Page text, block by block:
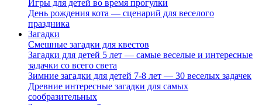
Игры для детей во время прогулки
День рождения кота — сценарий для веселого
праздника
Загадки
Смешные загадки для квестов
Загадки для детей 5 лет — самые веселые и интересные
задачки со всего света
Зимние загадки для детей 7-8 лет — 30 веселых задачек
Древние интересные загадки для самых
сообразительных